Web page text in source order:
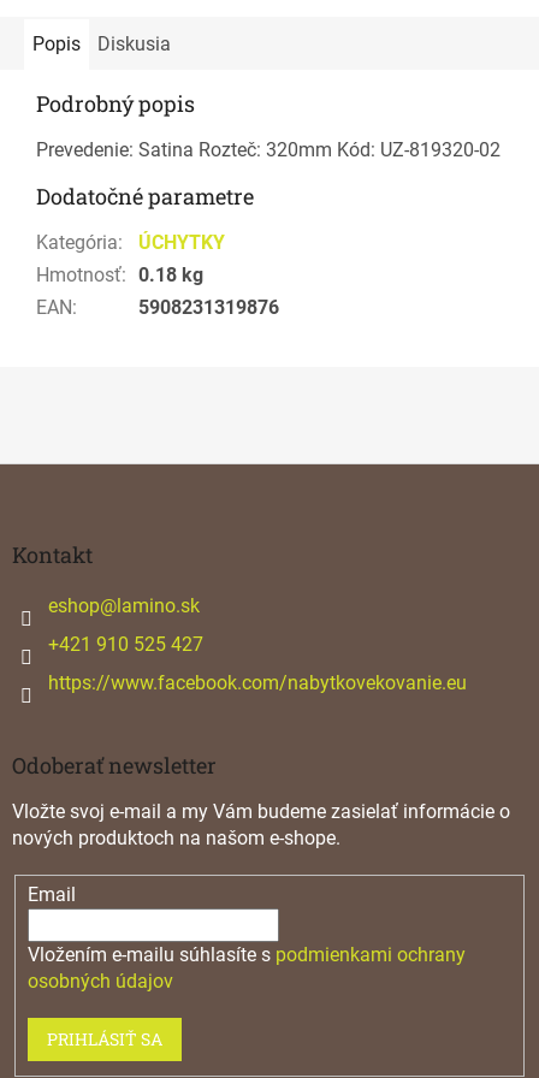
Popis Diskusia
Podrobný popis
Prevedenie: Satina Rozteč: 320mm Kód: UZ-819320-02
Dodatočné parametre
Kategória:
ÚCHYTKY
Hmotnosť: 0.18 kg
EAN: 5908231319876
Kontakt
eshop@lamino.sk
+421 910 525 427
https://www.facebook.com/nabytkovekovanie.eu
Odoberať newsletter
Vložte svoj e-mail a my Vám budeme zasielať informácie o
nových produktoch na našom e-shope.
Email
Vložením e-mailu súhlasíte s podmienkami ochrany
osobných údajov
PRIHLÁSIŤ SA